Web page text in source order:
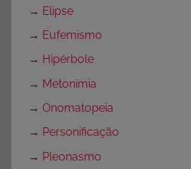
→ Elipse
→ Eufemismo
→ Hipérbole
→ Metonímia
→ Onomatopeia
→ Personificação
→ Pleonasmo